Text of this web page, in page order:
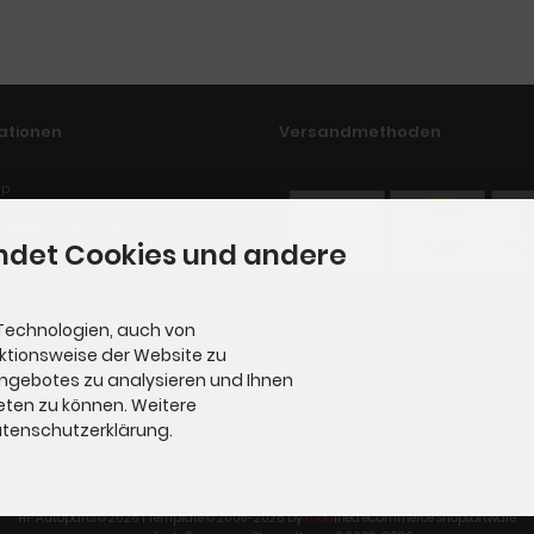
Versandmethoden
HP Autoparts © 2026 | Template © 2009-2026 bymodified eCommerce Shopsoftware
Cookies und andere
auch von
der Website zu
zu analysieren und Ihnen
zu können. Weitere